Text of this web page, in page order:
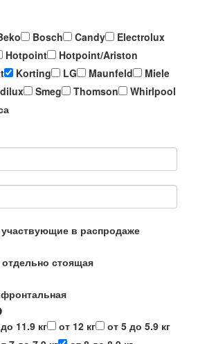
Bosch Candy
Electrolux
Hotpoint
Hotpoint/Ariston
Korting LG Maunfeld
Miele
Smeg Thomson
Whirlpool
в распродаже
отдельно стоящая
фронтальная
11.9 кг от 12 кг
от 5 до 5.9 кг